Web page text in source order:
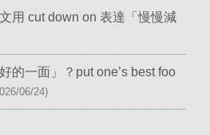
用 cut down on 表達「慢慢減
的一面」？put one’s best foo
06/24)